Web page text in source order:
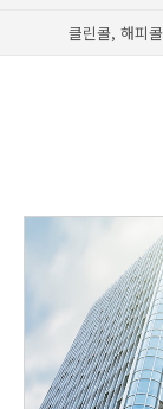
클린콜, 해피